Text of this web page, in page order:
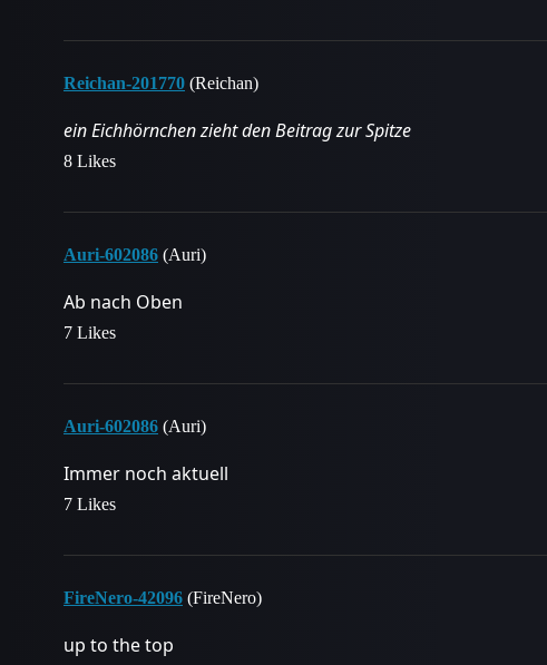
Reichan-201770 (Reichan)
ein Eichhörnchen zieht den Beitrag zur Spitze
8 Likes
Auri-602086 (Auri)
Ab nach Oben
7 Likes
Auri-602086 (Auri)
Immer noch aktuell
7 Likes
FireNero-42096 (FireNero)
up to the top